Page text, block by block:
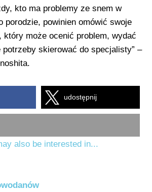
kto ma problemy ze snem w
porodzie, powinien omówić swoje
który może ocenić problem, wydać
skierować do specjalisty” –
udostępnij
also be interested in...